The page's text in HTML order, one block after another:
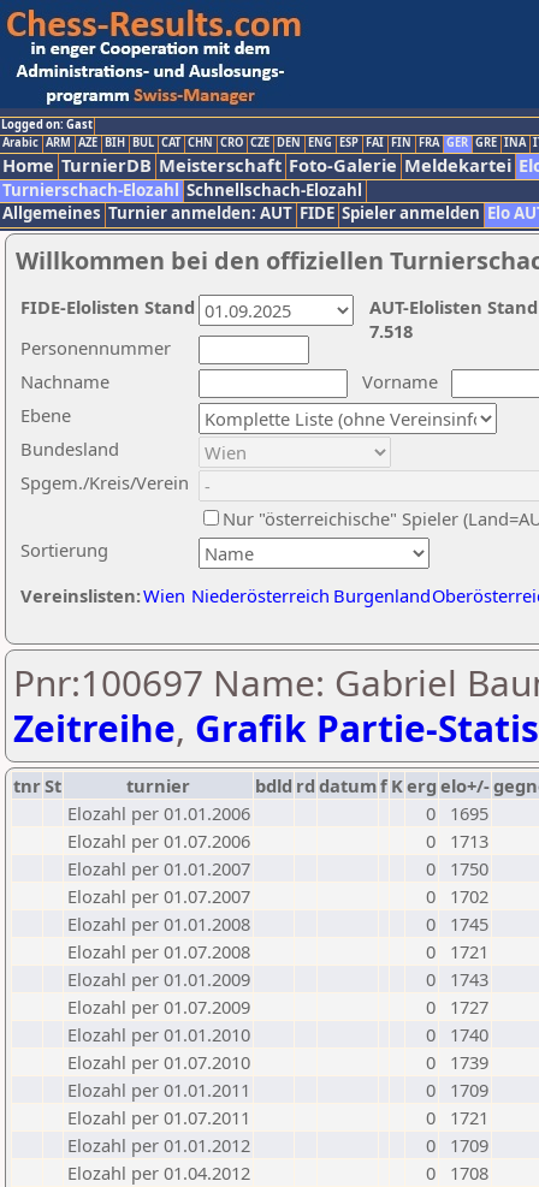
Logged on: Gast
Arabic ARM AZE BIH BUL CAT CHN CRO CZE DEN ENG ESP FAI FIN FRA GER GRE INA
Home TurnierDB Meisterschaft Foto-Galerie Meldekartei
Turnierschach-Elozahl Schnellschach-Elozahl
Allgemeines Turnier anmelden: AUT FIDE Spieler anmelden Elo
Willkommen bei den offiziellen
Nachname
Vorname
Ebene
Sortierung
Personennummer
Bundesland
Spgem./Kreis/Verein
Nur "österreichische" Spieler
Vereinslisten:Wien Niederösterreich Burgenland
AUT-Elolisten
7.518
FIDE-Elolisten Stand
Pnr:100697 Name: Gabriel
Zeitreihe, Grafik Partie-
tnrSt turnier bdld rd datumf Kerg elo+/-
Elozahl per 01.01.2006
0
1695
Elozahl per 01.07.2006
0
1713
Elozahl per 01.01.2007
0
1750
Elozahl per 01.07.2007
0
1702
Elozahl per 01.01.2008
0
1745
Elozahl per 01.07.2008
0
1721
Elozahl per 01.01.2009
0
1743
Elozahl per 01.07.2009
0
1727
Elozahl per 01.01.2010
0
1740
Elozahl per 01.07.2010
0
1739
Elozahl per 01.01.2011
0
1709
Elozahl per 01.07.2011
0
1721
Elozahl per 01.01.2012
0
1709
Elozahl per 01.04.2012
0
1708